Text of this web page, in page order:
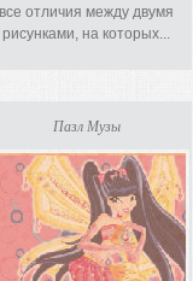
все отличия между двумя
рисунками, на которых...
Пазл Музы